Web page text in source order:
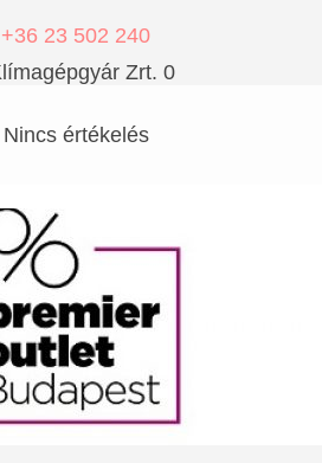
+36 23 502 240
Zrt. 0
Nincs értékelés